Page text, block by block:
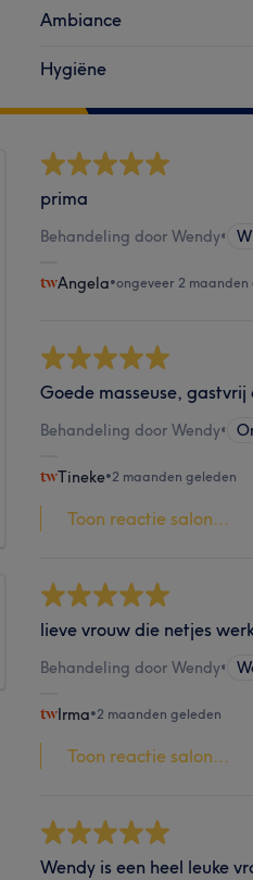
Ambiance
Hygiëne
prima
Behandeling door Wendy•
Angela•ongeveer 2 maanden
Goede masseuse,
Behandeling door Wendy•
Tineke•2 maanden geleden
Toon reactie salon...
lieve vrouw die netjes
Behandeling door Wendy•
Irma•2 maanden geleden
Toon reactie salon...
Wendy is een heel leuke